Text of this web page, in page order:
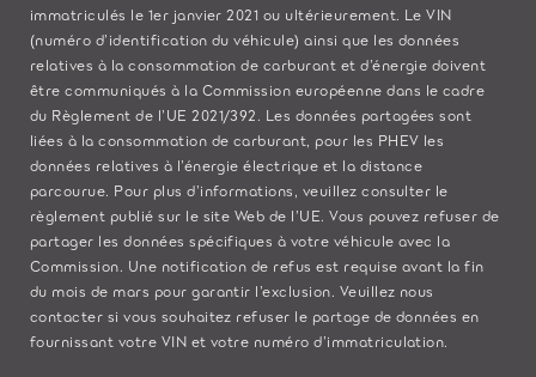
immatriculés le 1er janvier 2021 ou ultérieurement. Le VIN
(numéro d’identification du véhicule) ainsi que les données
relatives à la consommation de carburant et d’énergie doivent
être communiqués à la Commission européenne dans le cadre
du Règlement de l’UE 2021/392. Les données partagées sont
liées à la consommation de carburant, pour les PHEV les
données relatives à l’énergie électrique et la distance
parcourue. Pour plus d’informations, veuillez consulter le
règlement publié sur le site Web de l’UE . Vous pouvez refuser de
partager les données spécifiques à votre véhicule avec la
Commission. Une notification de refus est requise avant la fin
du mois de mars pour garantir l’exclusion. Veuillez nous
contacter si vous souhaitez refuser le partage de données en
fournissant votre VIN et votre numéro d’immatriculation.